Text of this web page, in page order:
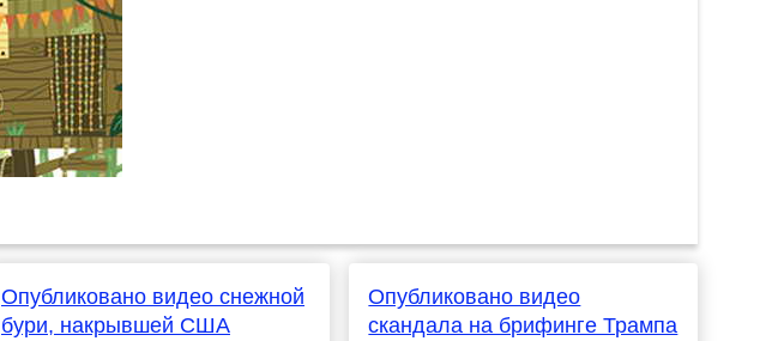
Опубликовано видео снежной
бури, накрывшей США
Опубликовано видео
скандала на брифинге Трампа